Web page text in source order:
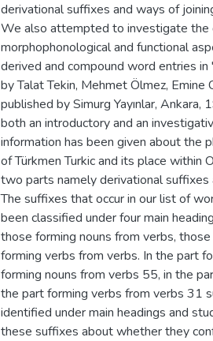
derivational suffixes and ways of
We also attempted to investigate
morphophonological and functional
derived and compound word entries
by Talat Tekin, Mehmet Ölmez, Emine
published by Simurg Yayınlar,
both an introductory and an
information has been given about the
of Türkmen Turkic and its place within
two parts namely derivational
The suffixes that occur in our list of
been classified under four main
those forming nouns from verbs,
forming verbs from verbs. In the part
forming nouns from verbs 55, in the
the part forming verbs from verbs 31
identified under main headings and
these suffixes about whether they